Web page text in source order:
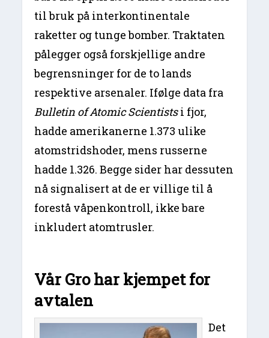
til bruk på interkontinentale
raketter og tunge bomber. Traktaten
pålegger også forskjellige andre
begrensninger for de to lands
respektive arsenaler. Ifølge data fra
Bulletin of Atomic Scientistsi fjor,
hadde amerikanerne 1.373 ulike
atomstridshoder, mens russerne
hadde 1.326. Begge sider har dessuten
nå signalisert at de er villige til å
forestå våpenkontroll, ikke bare
inkludert atomtrusler.
Vår Gro har kjempet for
avtalen
Det